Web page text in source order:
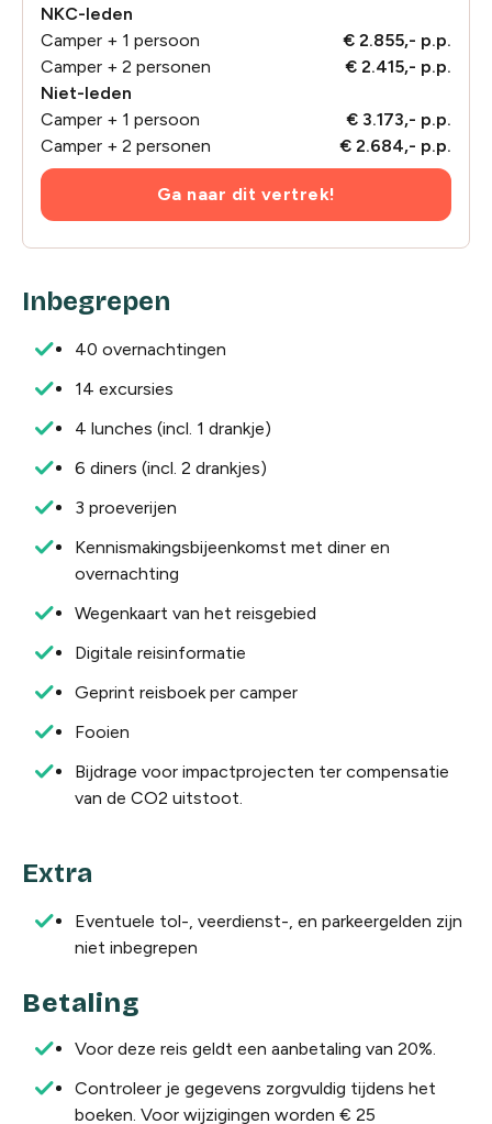
NKC-leden
Camper + 1 persoon
€ 2.855,- p.p.
Camper + 2 personen
€ 2.415,- p.p.
Niet-leden
Camper + 1 persoon
€ 3.173,- p.p.
Camper + 2 personen
€ 2.684,- p.p.
Ga naar dit vertrek!
Inbegrepen
40 overnachtingen
14 excursies
4 lunches (incl. 1 drankje)
6 diners (incl. 2 drankjes)
3 proeverijen
Kennismakingsbijeenkomst met diner en
overnachting
Wegenkaart van het reisgebied
Digitale reisinformatie
Geprint reisboek per camper
Fooien
Bijdrage voor impactprojecten ter compensatie
van de CO2 uitstoot.
Extra
Eventuele tol-, veerdienst-, en parkeergelden zijn
niet inbegrepen
Betaling
Voor deze reis geldt een aanbetaling van 20%.
Controleer je gegevens zorgvuldig tijdens het
boeken. Voor wijzigingen worden € 25